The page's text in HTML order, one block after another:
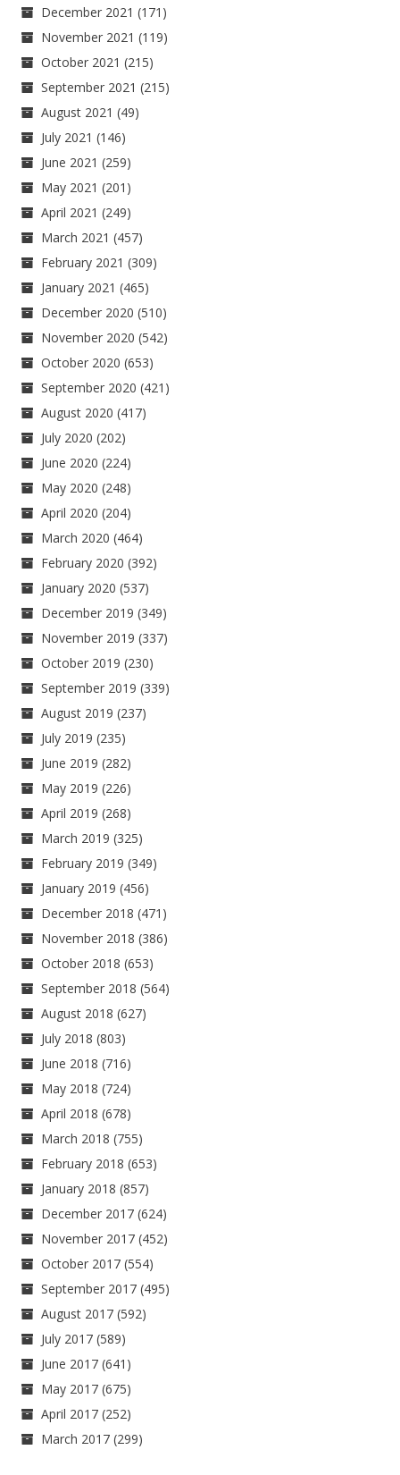
December 2021 (171)
November 2021 (119)
October 2021 (215)
September 2021 (215)
August 2021 (49)
July 2021 (146)
June 2021 (259)
May 2021 (201)
April 2021 (249)
March 2021 (457)
February 2021 (309)
January 2021 (465)
December 2020 (510)
November 2020 (542)
October 2020 (653)
September 2020 (421)
August 2020 (417)
July 2020 (202)
June 2020 (224)
May 2020 (248)
April 2020 (204)
March 2020 (464)
February 2020 (392)
January 2020 (537)
December 2019 (349)
November 2019 (337)
October 2019 (230)
September 2019 (339)
August 2019 (237)
July 2019 (235)
June 2019 (282)
May 2019 (226)
April 2019 (268)
March 2019 (325)
February 2019 (349)
January 2019 (456)
December 2018 (471)
November 2018 (386)
October 2018 (653)
September 2018 (564)
August 2018 (627)
July 2018 (803)
June 2018 (716)
May 2018 (724)
April 2018 (678)
March 2018 (755)
February 2018 (653)
January 2018 (857)
December 2017 (624)
November 2017 (452)
October 2017 (554)
September 2017 (495)
August 2017 (592)
July 2017 (589)
June 2017 (641)
May 2017 (675)
April 2017 (252)
March 2017 (299)